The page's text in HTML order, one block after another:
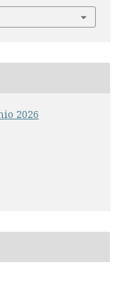
2026